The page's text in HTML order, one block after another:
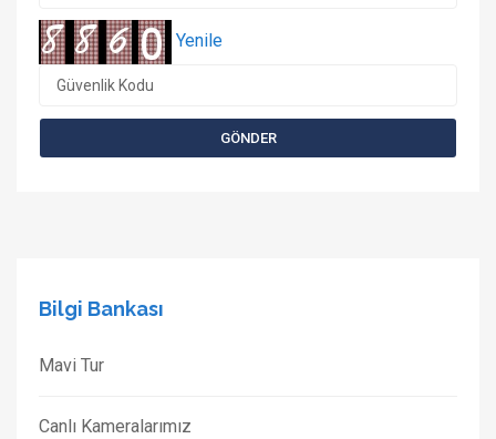
Yenile
Bilgi Bankası
Mavi Tur
Canlı Kameralarımız